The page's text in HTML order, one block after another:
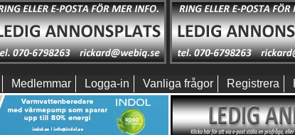
Medlemmar Logga-in Vanliga frågor Registrera